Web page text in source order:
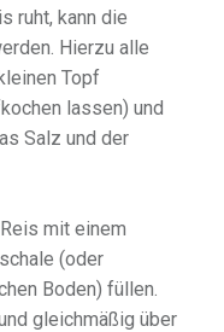
ruht, kann die
Hierzu alle
Topf
lassen) und
Salz und der
mit einem
(oder
Boden) füllen.
gleichmäßig über